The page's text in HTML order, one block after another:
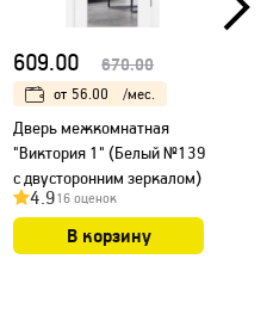
609.00 670.00
от 56.00 /мес.
Дверь межкомнатная
"Виктория 1" (Белый №139
с двусторонним зеркалом)
4.916 оценок
В корзину